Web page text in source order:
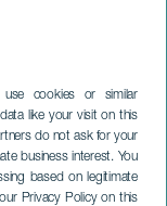
cookies or similar
like your visit on this
do not ask for your
business interest. You
based on legitimate
Privacy Policy on this